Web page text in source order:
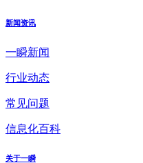
新闻资讯
一瞬新闻
行业动态
常见问题
信息化百科
关于一瞬